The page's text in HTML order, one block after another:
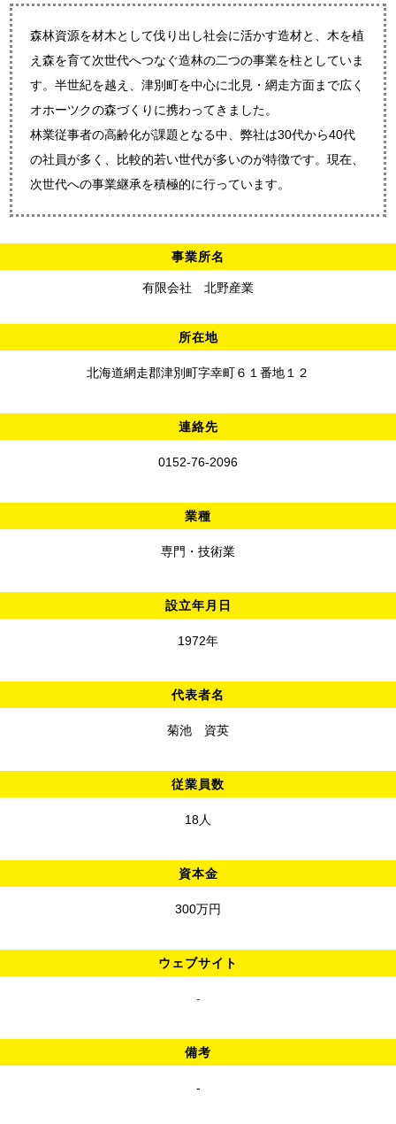
森林資源を材木として伐り出し社会に活かす造材と、木を植
え森を育て次世代へつなぐ造林の二つの事業を柱としていま
す。半世紀を越え、津別町を中心に北見・網走方面まで広く
オホーツクの森づくりに携わってきました。
林業従事者の高齢化が課題となる中、弊社は30代から40代
の社員が多く、比較的若い世代が多いのが特徴です。現在、
次世代への事業継承を積極的に行っています。
事業所名
有限会社 北野産業
所在地
北海道網走郡津別町字幸町６１番地１２
連絡先
0152-76-2096
業種
専門・技術業
設立年月日
1972年
代表者名
菊池 資英
従業員数
18人
資本金
300万円
ウェブサイト
-
備考
-